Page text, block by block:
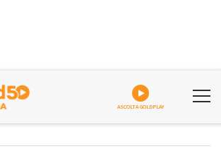
ASCOLTA GOLDPLAY